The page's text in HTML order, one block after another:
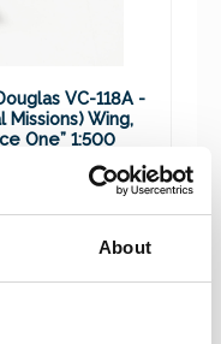
About
VC-118A -
Missions) Wing,
One” 1:500